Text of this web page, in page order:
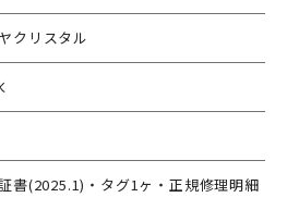
クリスタル
書(2025.1)・タグ1ヶ・正規修理明細